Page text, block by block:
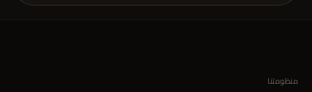
منظومتنا